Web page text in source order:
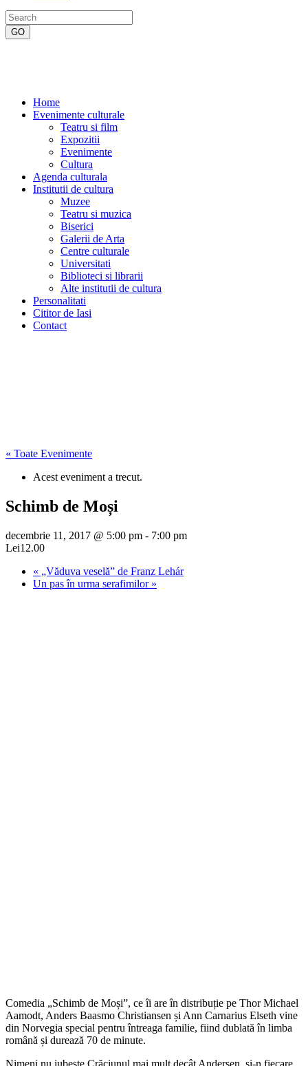
Home
Evenimente culturale
Teatru si film
Expozitii
Evenimente
Cultura
Agenda culturala
Institutii de cultura
Muzee
Teatru si muzica
Biserici
Galerii de Arta
Centre culturale
Universitati
Biblioteci si librarii
Alte institutii de cultura
Personalitati
Cititor de Iasi
Contact
« Toate Evenimente
Acest eveniment a trecut.
Schimb de Moși
decembrie 11, 2017 @ 5:00 pm - 7:00 pm
Lei12.00
« „Văduva veselă” de Franz Lehár
Un pas în urma serafimilor »
Comedia „Schimb de Moși”, ce îi are în distribuție pe Thor Michael
Aamodt, Anders Baasmo Christiansen și Ann Carnarius Elseth vine
din Norvegia special pentru întreaga familie, fiind dublată în limba
română și durează 70 de minute.
Nimeni nu iubeşte Crăciunul mai mult decât Andersen, şi-n fiecare